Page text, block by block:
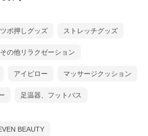
ツボ押しグッズ ストレッチグッズ
その他リラクゼーション
アイピロー マッサージクッション
足温器、フットバス
BEAUTY